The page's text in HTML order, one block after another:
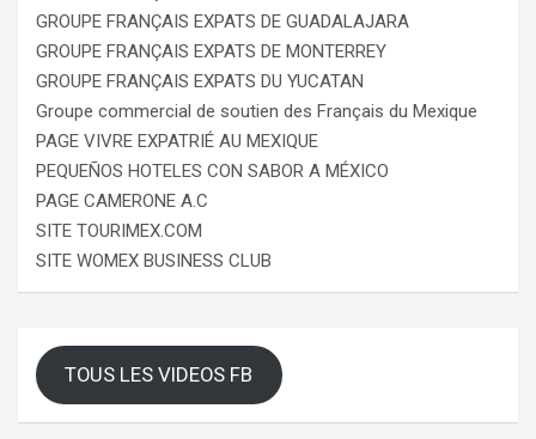
GROUPE FRANÇAIS EXPATS DE GUADALAJARA
GROUPE FRANÇAIS EXPATS DE MONTERREY
GROUPE FRANÇAIS EXPATS DU YUCATAN
Groupe commercial de soutien des Français du Mexique
PAGE VIVRE EXPATRIÉ AU MEXIQUE
PEQUEÑOS HOTELES CON SABOR A MÉXICO
PAGE CAMERONE A.C
SITE TOURIMEX.COM
SITE WOMEX BUSINESS CLUB
TOUS LES VIDEOS FB